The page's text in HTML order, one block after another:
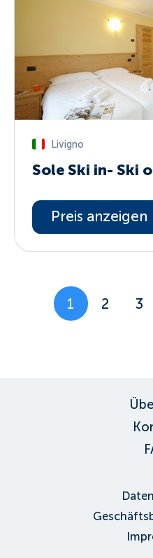
Livigno
Sole Ski in- Ski
Preis anzeigen
1 2 3